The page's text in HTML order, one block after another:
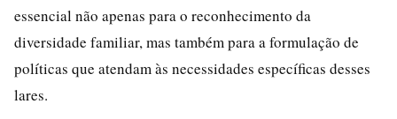
essencial não apenas para o reconhecimento da
diversidade familiar, mas também para a formulação de
políticas que atendam às necessidades específicas desses
lares.